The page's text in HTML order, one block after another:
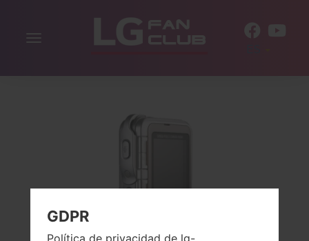
Alternar
GDPR